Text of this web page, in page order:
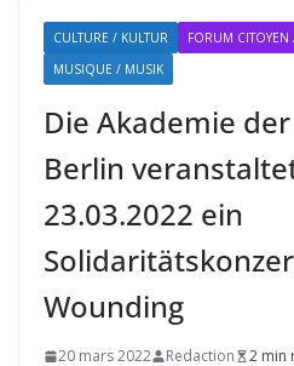
CULTURE / KULTUR
FORUM
MUSIQUE / MUSIK
Die Akademie
Berlin
23.03.2022 ein
Wounding
20 mars 2022 Redaction 2 min